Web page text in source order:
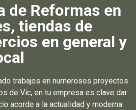
de Reformas en
tiendas de
en general y
trabajos en numerosos proyectos
de Vic, en tu empresa es clave dar
acorde a la actualidad y moderna